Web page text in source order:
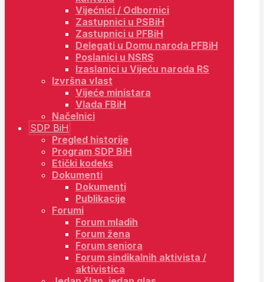
Vijećnici / Odbornici
Zastupnici u PSBiH
Zastupnici u PFBiH
Delegati u Domu naroda PFBiH
Poslanici u NSRS
Izaslanici u Vijeću naroda RS
Izvršna vlast
Vijeće ministara
Vlada FBiH
Načelnici
SDP BiH
Pregled historije
Program SDP BiH
Etički kodeks
Dokumenti
Dokumenti
Publikacije
Forumi
Forum mladih
Forum žena
Forum seniora
Forum sindikalnih aktivista /
aktivistica